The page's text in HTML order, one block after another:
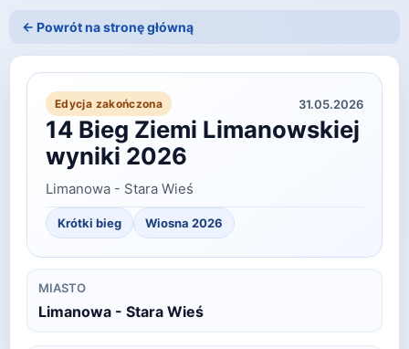
← Powrót na stronę główną
Edycja zakończona 31.05.2026
14 Bieg Ziemi Limanowskiej
wyniki 2026
Limanowa - Stara Wieś
Krótki bieg Wiosna 2026
MIASTO
Limanowa - Stara Wieś